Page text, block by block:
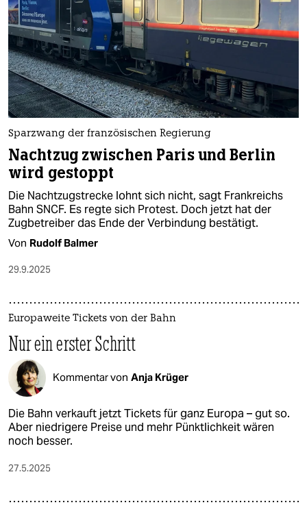
Sparzwang der französischen Regierung
Nachtzug zwischen Paris und Berlin
wird gestoppt
Die Nachtzugstrecke lohnt sich nicht, sagt Frankreichs
Bahn SNCF. Es regte sich Protest. Doch jetzt hat der
Zugbetreiber das Ende der Verbindung bestätigt.
Von Rudolf Balmer
29.9.2025
Europaweite Tickets von der Bahn
Nur ein erster Schritt
Kommentar von Anja Krüger
Die Bahn verkauft jetzt Tickets für ganz Europa – gut so.
Aber niedrigere Preise und mehr Pünktlichkeit wären
noch besser.
27.5.2025